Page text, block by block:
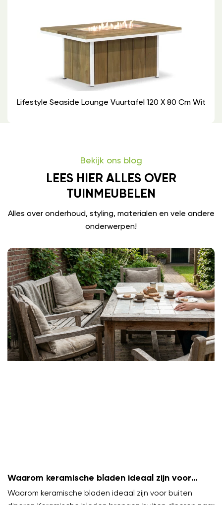
Lifestyle Seaside Lounge Vuurtafel 120 X 80 Cm Wit
Bekijk ons blog
LEES HIER ALLES OVER
TUINMEUBELEN
Alles over onderhoud, styling, materialen en vele andere
onderwerpen!
Waarom keramische bladen ideaal zijn voor
buiten dineren
Waarom keramische bladen ideaal zijn voor buiten